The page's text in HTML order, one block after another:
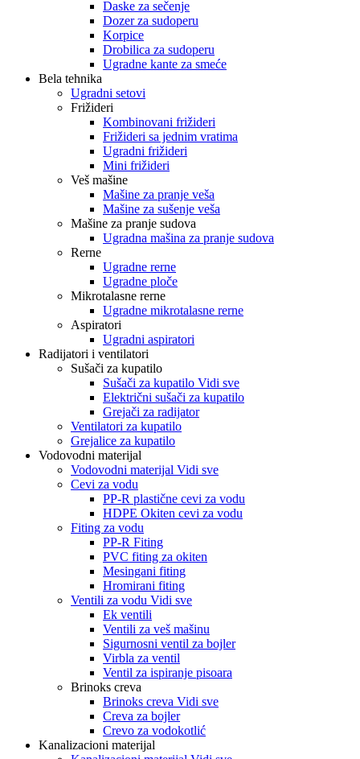
Daske za sečenje
Dozer za sudoperu
Korpice
Drobilica za sudoperu
Ugradne kante za smeće
Bela tehnika
Ugradni setovi
Frižideri
Kombinovani frižideri
Frižideri sa jednim vratima
Ugradni frižideri
Mini frižideri
Veš mašine
Mašine za pranje veša
Mašine za sušenje veša
Mašine za pranje sudova
Ugradna mašina za pranje sudova
Rerne
Ugradne rerne
Ugradne ploče
Mikrotalasne rerne
Ugradne mikrotalasne rerne
Aspiratori
Ugradni aspiratori
Radijatori i ventilatori
Sušači za kupatilo
Sušači za kupatilo Vidi sve
Električni sušači za kupatilo
Grejači za radijator
Ventilatori za kupatilo
Grejalice za kupatilo
Vodovodni materijal
Vodovodni materijal Vidi sve
Cevi za vodu
PP-R plastične cevi za vodu
HDPE Okiten cevi za vodu
Fiting za vodu
PP-R Fiting
PVC fiting za okiten
Mesingani fiting
Hromirani fiting
Ventili za vodu Vidi sve
Ek ventili
Ventili za veš mašinu
Sigurnosni ventil za bojler
Virbla za ventil
Ventil za ispiranje pisoara
Brinoks creva
Brinoks creva Vidi sve
Creva za bojler
Crevo za vodokotlić
Kanalizacioni materijal